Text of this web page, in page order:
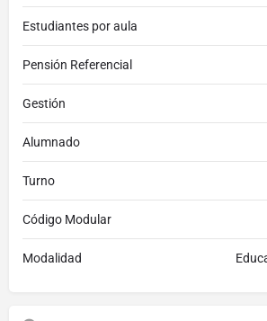
Estudiantes por aula
Pensión Referencial
Gestión
Alumnado
Turno
Código Modular
Modalidad